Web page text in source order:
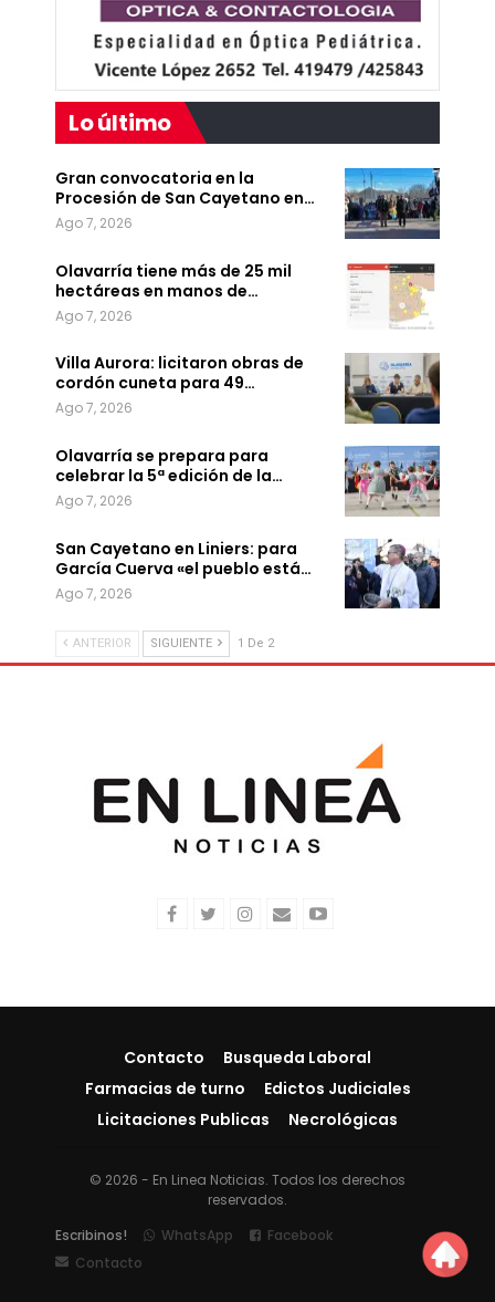
Lo último
Gran convocatoria en la
Procesión de San Cayetano en…
Ago 7, 2026
Olavarría tiene más de 25 mil
hectáreas en manos de…
Ago 7, 2026
Villa Aurora: licitaron obras de
cordón cuneta para 49…
Ago 7, 2026
Olavarría se prepara para
celebrar la 5ª edición de la…
Ago 7, 2026
San Cayetano en Liniers: para
García Cuerva «el pueblo está…
Ago 7, 2026
ANTERIOR SIGUIENTE 1 De 2
Contacto
Busqueda Laboral
Farmacias de turno
Edictos Judiciales
Licitaciones Publicas
Necrológicas
© 2026 - En Linea Noticias. Todos los derechos
reservados.
Escribinos!
WhatsApp
Facebook
Contacto